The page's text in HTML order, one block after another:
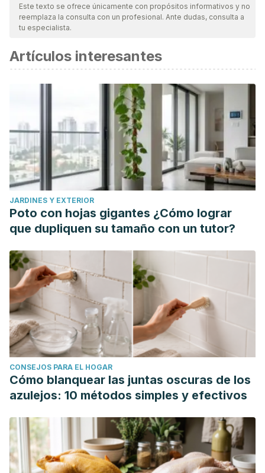
Este texto se ofrece únicamente con propósitos informativos y no
reemplaza la consulta con un profesional. Ante dudas, consulta a
tu especialista.
Artículos interesantes
JARDINES Y EXTERIOR
Poto con hojas gigantes ¿Cómo lograr
que dupliquen su tamaño con un tutor?
CONSEJOS PARA EL HOGAR
Cómo blanquear las juntas oscuras de los
azulejos: 10 métodos simples y efectivos